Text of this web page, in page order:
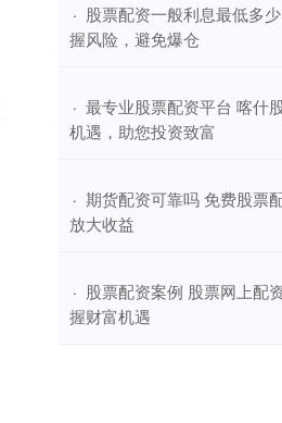
· 股票配资一般利息最低多
握风险，避免爆仓
· 最专业股票配资平台 喀什
机遇，助您投资致富
· 期货配资可靠吗 免费股票
放大收益
· 股票配资案例 股票网上配
握财富机遇